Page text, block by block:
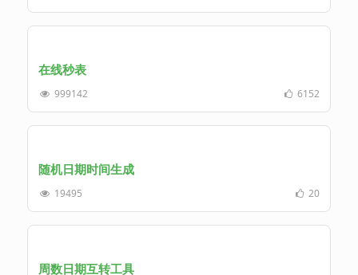
在线秒表
999142 6152
随机日期时间生成
19495 20
周数日期互转工具